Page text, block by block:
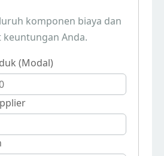
komponen biaya dan
Anda.
(Modal)